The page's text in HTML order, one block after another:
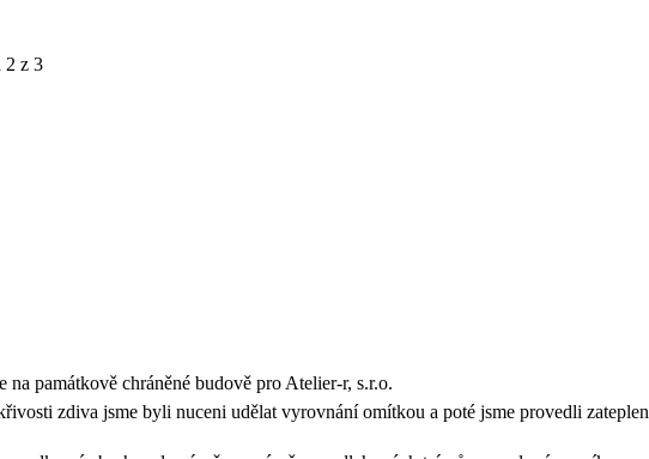
2 z 3
na památkově chráněné budově pro Atelier-r, s.r.o.
zdiva jsme byli nuceni udělat vyrovnání omítkou a poté jsme provedli